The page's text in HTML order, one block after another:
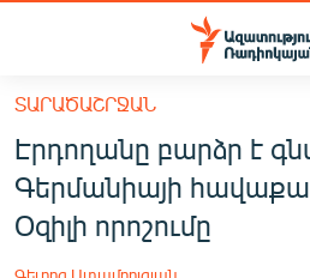
Մատչելիության
հիմնական
բովանդակությանը
Անցնել
հիմնական
մենյուին
ՀԱՅԱՍՏԱՆ
ՔԱՂԱՔԱԿԱՆ
ՏԱՐԱԾԱՇՐՋԱՆ
Էրդողանը բարձր է
Գերմանիայի
Օզիլի որոշումը